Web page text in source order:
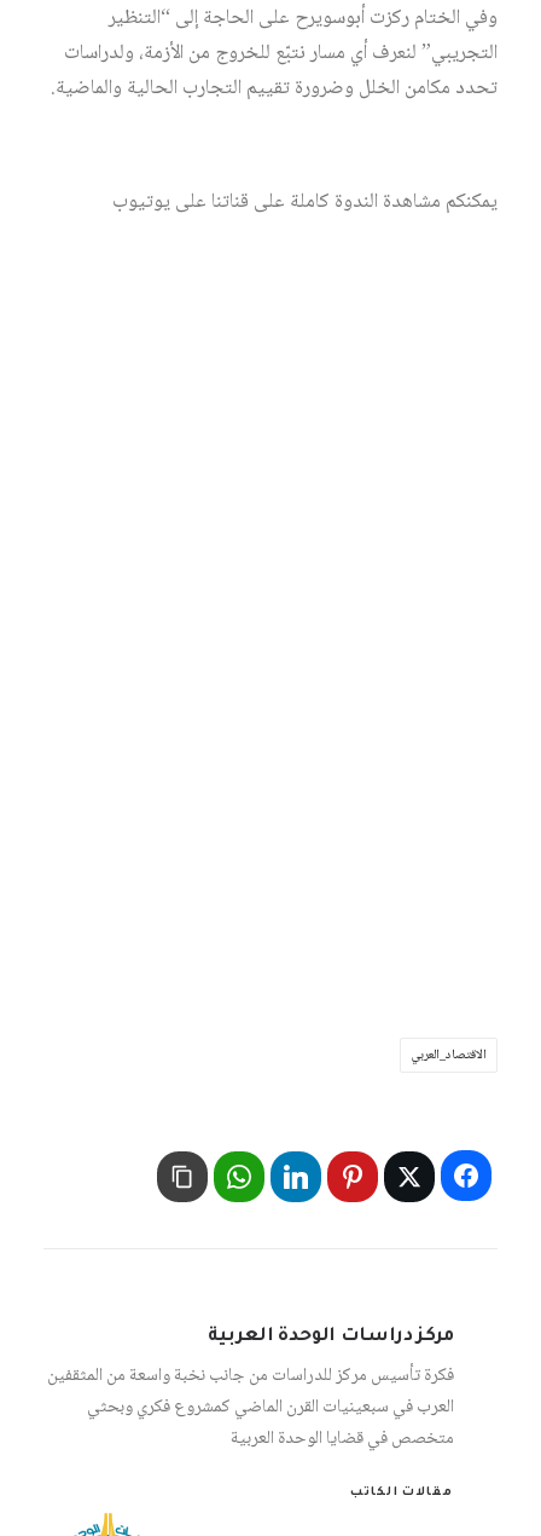
وفي الختام ركزت أبوسويرح على الحاجة إلى “التنظير
التجريبي” لنعرف أي مسار نتبّع للخروج من الأزمة، ولدراسات
تحدد مكامن الخلل وضرورة تقييم التجارب الحالية والماضية.
يمكنكم مشاهدة الندوة كاملة على قناتنا على يوتيوب
الاقتصاد_العربي
مركز دراسات الوحدة العربية
فكرة تأسيس مركز للدراسات من جانب نخبة واسعة من المثقفين
العرب في سبعينيات القرن الماضي كمشروع فكري وبحثي
متخصص في قضايا الوحدة العربية
مقالات الكاتب